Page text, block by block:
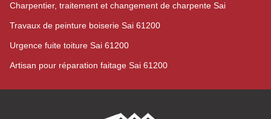
Charpentier, traitement et changement de charpente Sai
Travaux de peinture boiserie Sai 61200
Urgence fuite toiture Sai 61200
Artisan pour réparation faitage Sai 61200